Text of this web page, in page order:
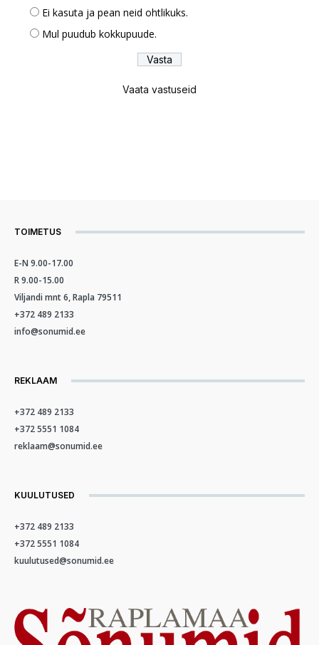
Ei kasuta ja pean neid ohtlikuks.
Mul puudub kokkupuude.
Vaata vastuseid
TOIMETUS
E-N 9.00-17.00
R 9.00-15.00
Viljandi mnt 6, Rapla 79511
+372 489 2133
info@sonumid.ee
REKLAAM
+372 489 2133
+372 5551 1084
reklaam@sonumid.ee
KUULUTUSED
+372 489 2133
+372 5551 1084
kuulutused@sonumid.ee